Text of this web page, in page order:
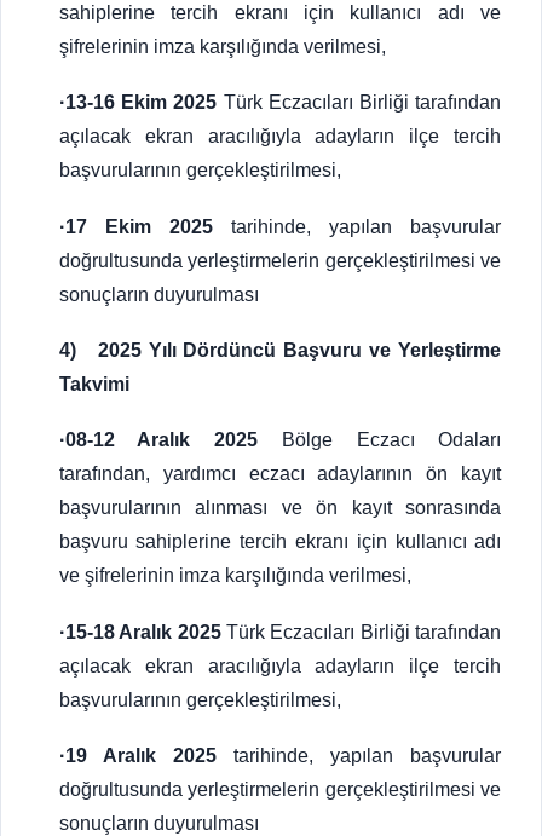
sahiplerine tercih ekranı için kullanıcı adı ve
şifrelerinin imza karşılığında verilmesi,
·13-16 Ekim 2025 Türk Eczacıları Birliği tarafından
açılacak ekran aracılığıyla adayların ilçe tercih
başvurularının gerçekleştirilmesi,
·17 Ekim 2025tarihinde, yapılan başvurular
doğrultusunda yerleştirmelerin gerçekleştirilmesi ve
sonuçların duyurulması
4) 2025 Yılı Dördüncü Başvuru ve Yerleştirme
Takvimi
·08-12 Aralık 2025
Bölge Eczacı Odaları
tarafından, yardımcı eczacı adaylarının ön kayıt
başvurularının alınması ve ön kayıt sonrasında
başvuru sahiplerine tercih ekranı için kullanıcı adı
ve şifrelerinin imza karşılığında verilmesi,
·15-18 Aralık 2025 Türk Eczacıları Birliği tarafından
açılacak ekran aracılığıyla adayların ilçe tercih
başvurularının gerçekleştirilmesi,
·19 Aralık 2025tarihinde, yapılan başvurular
doğrultusunda yerleştirmelerin gerçekleştirilmesi ve
sonuçların duyurulması